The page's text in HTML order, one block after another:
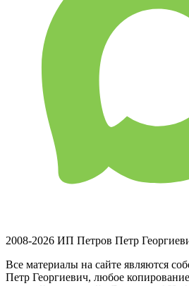
2008-2026 ИП Петров Петр
Все материалы на сайте являются
Петр Георгиевич, любое